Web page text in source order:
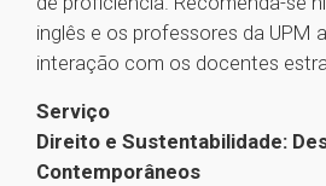
inglês e os professores da UPM
interação com os docentes
Serviço
Direito e Sustentabilidade:
Contemporâneos